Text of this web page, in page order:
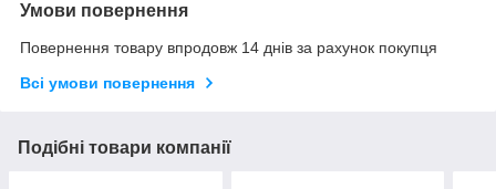
Умови повернення
Повернення товару впродовж 14 днів за рахунок покупця
Всі умови повернення
Подібні товари компанії